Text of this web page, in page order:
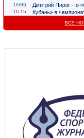
16/06
10:15
Дмитрий Пирог – о
Кубань» в
ВСЕ